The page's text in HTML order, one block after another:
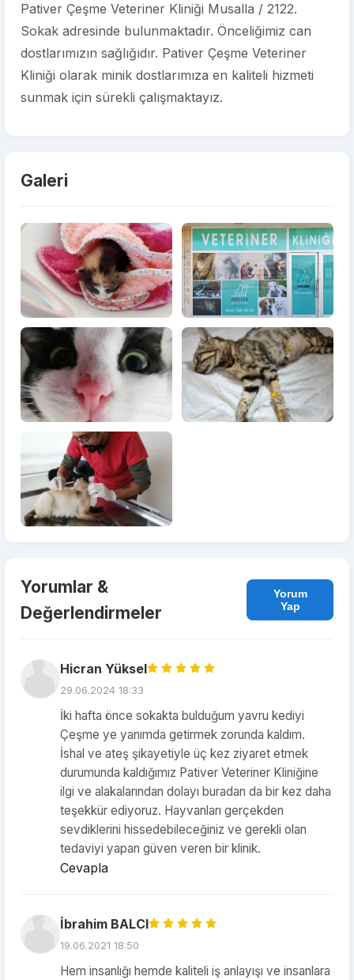
Pativer Çeşme Veteriner Kliniği Musalla / 2122.
Sokak adresinde bulunmaktadır. Önceliğimiz can
dostlarımızın sağlığıdır. Pativer Çeşme Veteriner
Kliniği olarak minik dostlarımıza en kaliteli hizmeti
sunmak için sürekli çalışmaktayız.
Galeri
Yorumlar &
Değerlendirmeler
Yorum
Yap
Hicran Yüksel
29.06.2024 18:33
İki hafta önce sokakta bulduğum yavru kediyi
Çeşme ye yanımda getirmek zorunda kaldım.
İshal ve ateş şikayetiyle üç kez ziyaret etmek
durumunda kaldığımız Pativer Veteriner Kliniğine
ilgi ve alakalarından dolayı buradan da bir kez daha
teşekkür ediyoruz. Hayvanları gerçekden
sevdiklerini hissedebileceğiniz ve gerekli olan
tedaviyi yapan güven veren bir klinik.
Cevapla
İbrahim BALCI
19.06.2021 18:50
Hem insanlığı hemde kaliteli iş anlayışı ve insanlara